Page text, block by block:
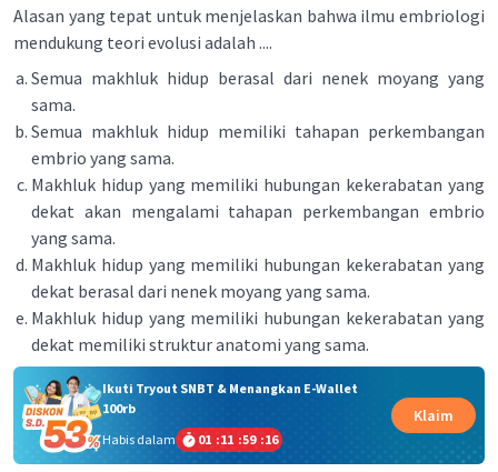
Alasan yang tepat untuk menjelaskan bahwa ilmu embriologi
mendukung teori evolusi adalah ....
Semua makhluk hidup berasal dari nenek moyang yang
sama.
Semua makhluk hidup memiliki tahapan perkembangan
embrio yang sama.
Makhluk hidup yang memiliki hubungan kekerabatan yang
dekat akan mengalami tahapan perkembangan embrio
yang sama.
Makhluk hidup yang memiliki hubungan kekerabatan yang
dekat berasal dari nenek moyang yang sama.
Makhluk hidup yang memiliki hubungan kekerabatan yang
dekat memiliki struktur anatomi yang sama.
Ikuti Tryout SNBT & Menangkan E-Wallet
100rb
Habis dalam
01 :11 :59 :16
Klaim